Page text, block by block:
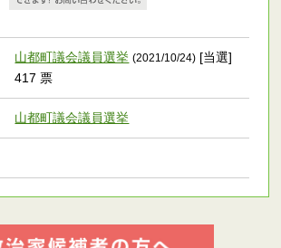
山都町議会議員選挙 (2021/10/24) [当選]
417 票
山都町議会議員選挙